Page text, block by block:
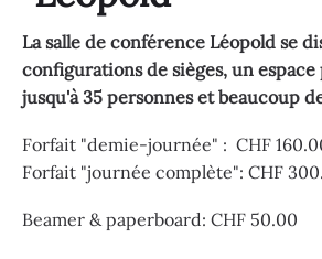
La salle de conférence Léopold se
configurations de sièges, un
jusqu'à 35 personnes et beaucoup
Forfait "demie-journée" : CHF
Forfait "journée complète": CHF
Beamer & paperboard: CHF 50.00